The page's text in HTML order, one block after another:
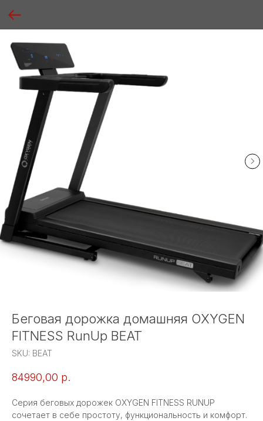
Беговая дорожка домашняя OXYGEN
FITNESS RunUp BEAT
SKU: BEAT
84990,00 р.
Серия беговых дорожек OXYGEN FITNESS RUNUP
сочетает в себе простоту, функциональность и комфорт.